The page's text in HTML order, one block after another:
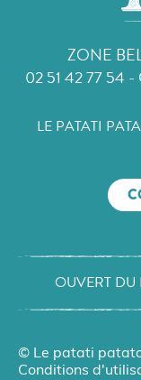
ZONE
02 51 42 77 54 -
LE PATATI
OUVERT
© Le patati
Conditions